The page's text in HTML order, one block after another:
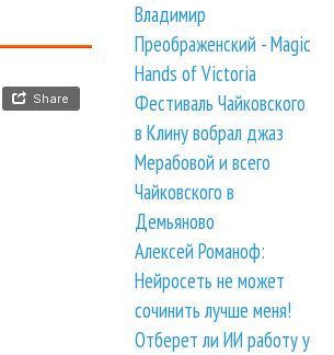
Владимир
Преображенский - Magic
Hands of Victoria
Фестиваль Чайковского
в Клину вобрал джаз
Мерабовой и всего
Чайковского в
Демьяново
Алексей Романоф:
Нейросеть не может
сочинить лучше меня!
Отберет ли ИИ работу у